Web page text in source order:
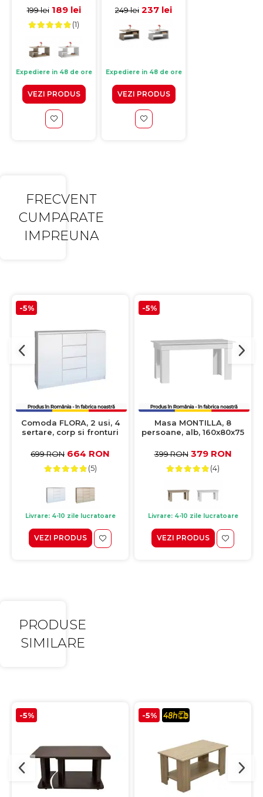
199 lei 189 lei
(1)
Expediere in 48 de ore
VEZI PRODUS
cm
249 lei 237 lei
Expediere in 48 de ore
VEZI PRODUS
FRECVENT
CUMPARATE
IMPREUNA
-5%
Comoda FLORA, 2 usi, 4
sertare, corp si fronturi
699 RON 664 RON
(5)
Livrare: 4-10 zile lucratoare
VEZI PRODUS
-5%
Masa MONTILLA, 8
persoane, alb, 160x80x75
399 RON 379 RON
(4)
Livrare: 4-10 zile lucratoare
VEZI PRODUS
PRODUSE
SIMILARE
-5% -5%